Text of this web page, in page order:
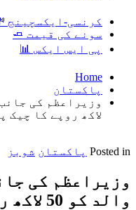
کرنسی-ایکسچینج
سونے کی قیمت 🧈
پی ایس ایکس 📊
Home
پاکستان
لاکھ روپے کا چیک
Posted in پاکستان شوبز
وزیراعظم کی
والد کو 50 لاکھ روپے کا چیک پیش